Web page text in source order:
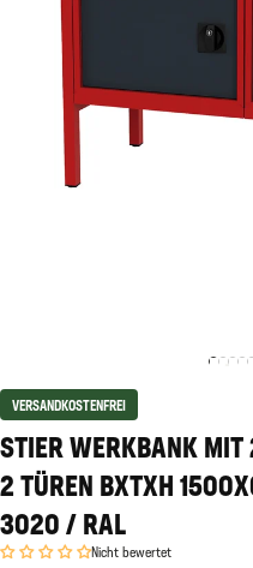
VERSANDKOSTENFREI
STIER WERKBANK MIT
2 TÜREN BXTXH
3020 / RAL
Nicht bewertet